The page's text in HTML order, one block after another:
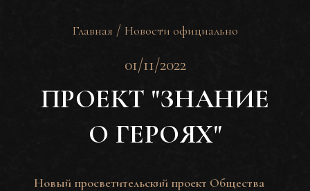
Главная / Новости официально
01/11/2022
ПРОЕКТ "ЗНАНИЕ
О ГЕРОЯХ"
Новый просветительский проект Общества